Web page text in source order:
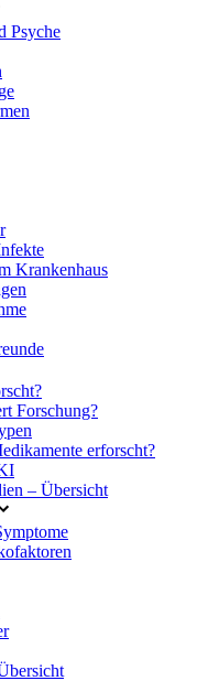
Psyche
Krankenhaus
Forschung?
erforscht?
– Übersicht